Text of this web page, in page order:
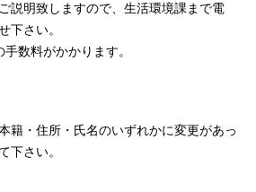
説明致しますので、生活環境課まで電
下さい。
数料がかかります。
籍・住所・氏名のいずれかに変更があっ
下さい。